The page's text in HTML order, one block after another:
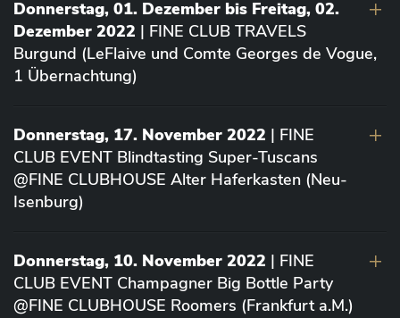
Donnerstag, 01. Dezember bis Freitag, 02.
Dezember 2022 | FINE CLUB TRAVELS
Burgund (LeFlaive und Comte Georges de Vogue,
1 Übernachtung)
Donnerstag, 17. November 2022 | FINE
CLUB EVENT Blindtasting Super-Tuscans
@FINE CLUBHOUSE Alter Haferkasten (Neu-
Isenburg)
Donnerstag, 10. November 2022 | FINE
CLUB EVENT Champagner Big Bottle Party
@FINE CLUBHOUSE Roomers (Frankfurt a.M.)